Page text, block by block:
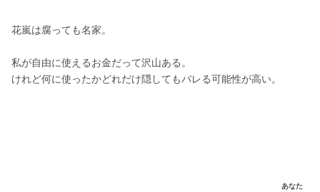
花嵐は腐っても名家。
私が自由に使えるお金だって沢山ある。
けれど何に使ったかどれだけ隠してもバレる可能性が高い。
あなた